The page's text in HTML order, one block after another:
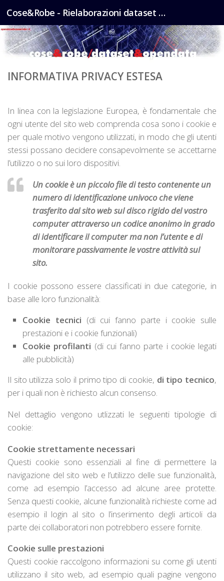
Salta al contenuto Cose&Robe - Rielaborazioni dataset opendata - @gbvitrano
INFORMATIVA PRIVACY ESTESA
In linea con la legislazione Europea, è fondamentale che
ogni utente del sito web comprenda cosa sono i cookie e
per quale motivo vengono utilizzati, in modo che gli utenti
stessi possano decidere consapevolmente se accettarne
l’utilizzo o no sui loro dispositivi.
Un cookie è un piccolo file di testo contenente un
numero di identificazione univoco che viene
trasferito dal sito web sul disco rigido del vostro
computer attraverso un codice anonimo in grado
di identificare il computer ma non l’utente e di
monitorare passivamente le vostre attività sul
sito.
I cookie possono essere classificati in due categorie, in
base alle loro funzionalità:
Cookie tecnici (di cui fanno parte i cookie sulle
prestazioni e i cookie funzionali)
Cookie profilanti (di cui fanno parte i cookie legati
alle pubblicità)
Il sito utilizza solo il primo tipo di cookie, di tipo tecnico,
per i quali non è richiesto alcun consenso.
Nel dettaglio vengono utlizzati le seguenti tipologie di
cookie:
Cookie strettamente necessari
Questi cookie sono essenziali al fine di permettere la
navigazione del sito web e l’utilizzo delle sue funzionalità,
come ad esempio l’accesso ad alcune aree protette.
Senza questi cookie, alcune funzionalità richieste come ad
esempio il login al sito o l’inserimento degli articoli da
parte dei collaboratori non potrebbero essere fornite.
Cookie sulle prestazioni
Questi cookie raccolgono informazioni su come gli utenti
utilizzano il sito web, ad esempio quali pagine vengono